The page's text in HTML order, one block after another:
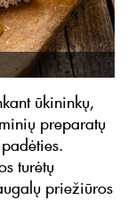
ūkininkų,
preparatų
turėtų
priežiūros